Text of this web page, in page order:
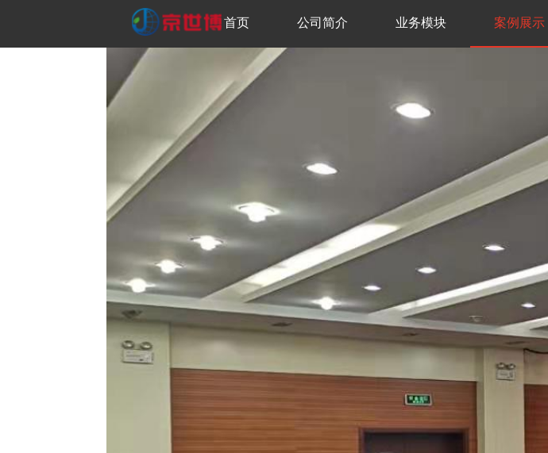
首页 公司简介 业务模块 案例展示